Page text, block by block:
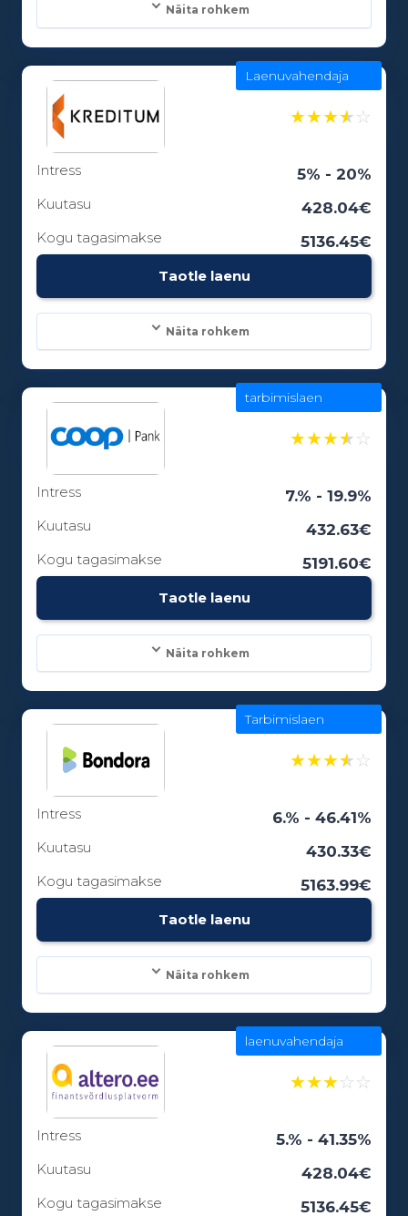
Näita rohkem
100 - 5000€
Laenuperiood:
★★★★☆
Intress 5% - 20%
Kuutasu 428.04€
Kogu tagasimakse 5136.45€
Taotle laenu
Laenuvahendaja
Näita rohkem
Laenuperiood:
★★★★☆
Intress 7.% - 19.9%
Kuutasu 432.63€
Kogu tagasimakse 5191.60€
Taotle laenu
tarbimislaen
Näita rohkem
Laenuperiood:
★★★★☆
Intress 6.% - 46.41%
Kuutasu 430.33€
Kogu tagasimakse 5163.99€
Taotle laenu
Tarbimislaen
Näita rohkem
100 - 15000€
Laenuperiood:
★★★☆☆
Intress 5.% - 41.35%
Kuutasu 428.04€
Kogu tagasimakse 5136.45€
laenuvahendaja